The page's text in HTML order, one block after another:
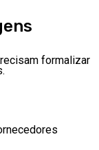
formalizar